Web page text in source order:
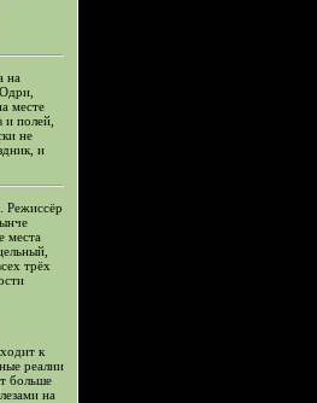
на
месте
полей,
не
и
Режиссёр
места
трёх
к
реалии
больше
на